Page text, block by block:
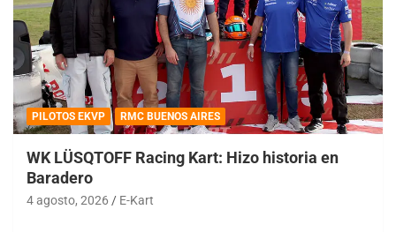
PILOTOS EKVP RMC BUENOS AIRES
WK LÜSQTOFF Racing Kart: Hizo historia en
Baradero
4 agosto, 2026 E-Kart